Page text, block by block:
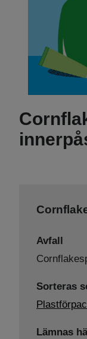
Avfall
Sorteras
Lämnas